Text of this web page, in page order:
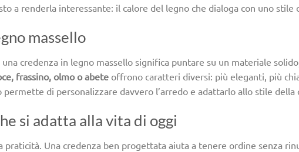
a renderla interessante: il calore del legno che dialoga con uno stile
massello
credenza in legno massello significa puntare su un materiale
frassino, olmo o abete offrono caratteri diversi: più eleganti, più
di personalizzare davvero l’arredo e adattarlo allo stile della
si adatta alla vita di oggi
praticità. Una credenza ben progettata aiuta a tenere ordine senza